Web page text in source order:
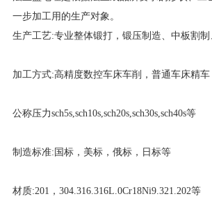
一步加工用的生产对象。
生产工艺:专业整体锻打，锻压制造、中板割
加工方式:高精度数控车床车削，普通车床精
公称压力sch5s,sch10s,sch20s,sch30s,sch40s等
制造标准:国标，美标，俄标，日标等
材质:201，304.316.316L.0Cr18Ni9.321.202等